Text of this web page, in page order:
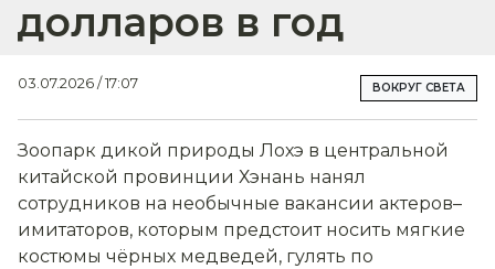
долларов в год
03.07.2026 / 17:07 ВОКРУГ СВЕТА
Зоопарк дикой природы Лохэ в центральной
китайской провинции Хэнань нанял
сотрудников на необычные вакансии актеров–
имитаторов, которым предстоит носить мягкие
костюмы чёрных медведей, гулять по